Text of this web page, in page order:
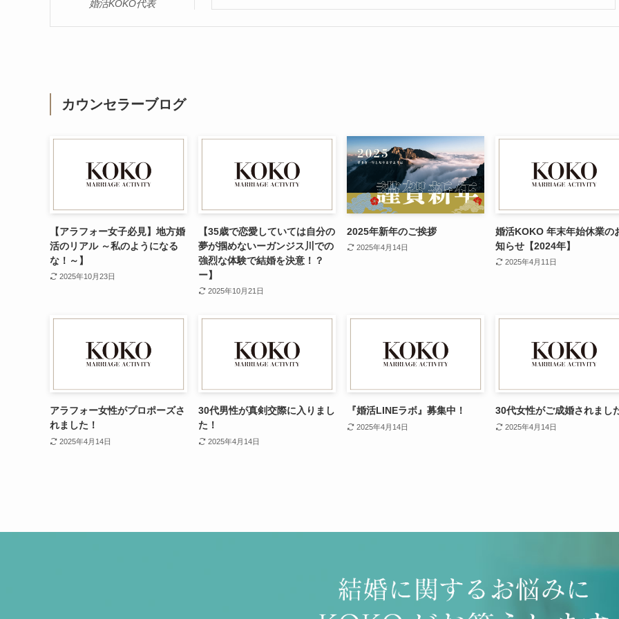
婚活KOKO代表
カウンセラーブログ
【アラフォー女子必見】地方婚
活のリアル ～私のようになる
な！～】
2025年10月23日
【35歳で恋愛していては自分の
夢が掴めないーガンジス川での
強烈な体験で結婚を決意！？
ー】
2025年10月21日
2025年新年のご挨拶
2025年4月14日
婚活KOKO 年末年始休業の
知らせ【2024年】
2025年4月11日
アラフォー女性がプロポーズさ
れました！
2025年4月14日
30代男性が真剣交際に入りまし
た！
2025年4月14日
『婚活LINEラボ』募集中！
2025年4月14日
30代女性がご成婚されまし
2025年4月14日